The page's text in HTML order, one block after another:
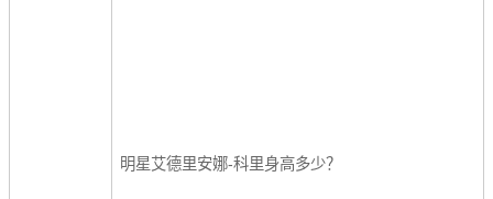
明星艾德里安娜-科里身高多少？